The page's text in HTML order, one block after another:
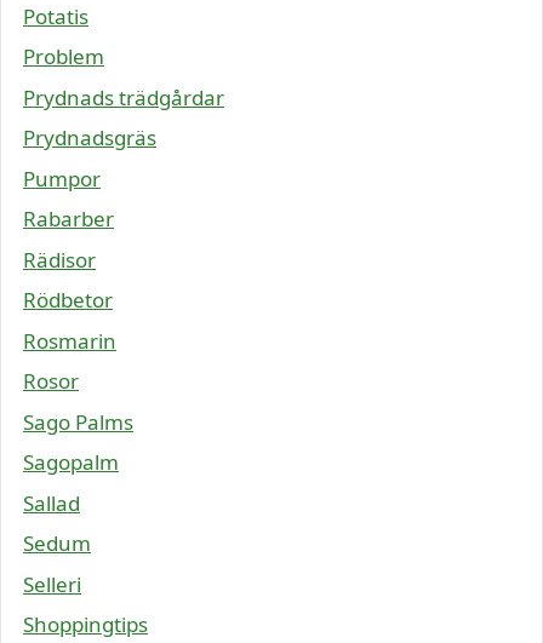
Potatis
Problem
Prydnads trädgårdar
Prydnadsgräs
Pumpor
Rabarber
Rädisor
Rödbetor
Rosmarin
Rosor
Sago Palms
Sagopalm
Sallad
Sedum
Selleri
Shoppingtips